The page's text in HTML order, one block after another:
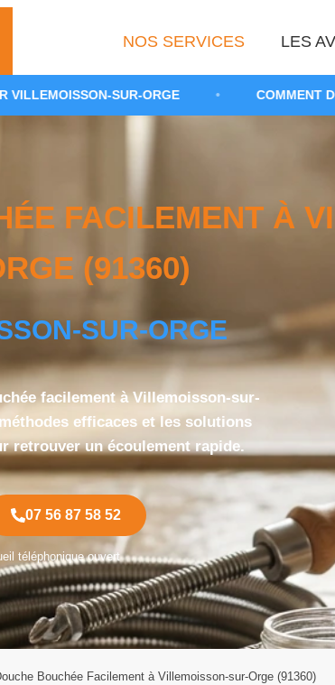
NOS SERVICES LES
ORGE • COMMENT DÉBOUCHER UNE
FACILEMENT À
(91360)
SUR-ORGE
facilement à Villemoisson-sur-
efficaces et les solutions
retrouver un écoulement rapide.
07 56 87 58 52
téléphonique ouvert
Bouchée Facilement à Villemoisson-sur-Orge (91360)